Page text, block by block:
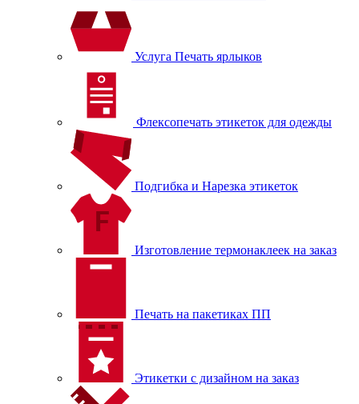
Услуга Печать ярлыков
Флексопечать этикеток для одежды
Подгибка и Нарезка этикеток
Изготовление термонаклеек на заказ
Печать на пакетиках ПП
Этикетки с дизайном на заказ